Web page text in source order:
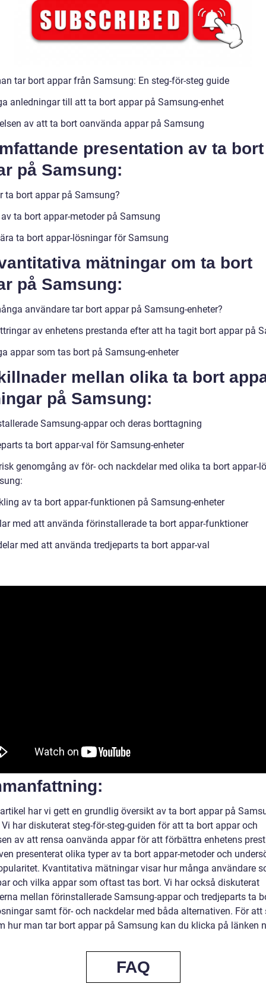
tar bort appar från Samsung: En steg-för-steg guide
anledningar till att ta bort appar på Samsung-enhet
av att ta bort oanvända appar på Samsung
presentation av ta bort
på Samsung:
ta bort appar på Samsung?
ta bort appar-metoder på Samsung
ta bort appar-lösningar för Samsung
mätningar om ta bort
på Samsung:
användare tar bort appar på Samsung-enheter?
av enhetens prestanda efter att ha tagit bort appar på
appar som tas bort på Samsung-enheter
mellan olika ta bort
på Samsung:
Samsung-appar och deras borttagning
ta bort appar-val för Samsung-enheter
genomgång av för- och nackdelar med olika ta bort appar-
av ta bort appar-funktionen på Samsung-enheter
med att använda förinstallerade ta bort appar-funktioner
med att använda tredjeparts ta bort appar-val
har vi gett en grundlig översikt av ta bort appar på
Vi har diskuterat steg-för-steg-guiden för att ta bort appar och
av att rensa oanvända appar för att förbättra enhetens
presenterat olika typer av ta bort appar-metoder och
Kvantitativa mätningar visar hur många användare
och vilka appar som oftast tas bort. Vi har också diskuterat
mellan förinstallerade Samsung-appar och tredjeparts ta
samt för- och nackdelar med båda alternativen. För att
hur man tar bort appar på Samsung kan du klicka på länken
FAQ